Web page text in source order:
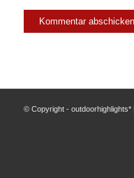
© Copyright - outdoorhighlights* |